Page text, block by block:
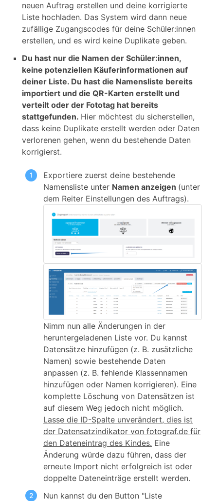
neuen Auftrag erstellen und deine korrigierte
Liste hochladen. Das System wird dann neue
zufällige Zugangscodes für deine Schüler:innen
erstellen, und es wird keine Duplikate geben.
Du hast nur die Namen der Schüler:innen,
keine potenziellen Käuferinformationen auf
deiner Liste. Du hast die Namensliste bereits
importiert und die QR-Karten erstellt und
verteilt oder der Fototag hat bereits
stattgefunden. Hier möchtest du sicherstellen,
dass keine Duplikate erstellt werden oder Daten
verlorenen gehen, wenn du bestehende Daten
korrigierst.
Exportiere zuerst deine bestehende
Namensliste unter Namen anzeigen (unter
dem Reiter Einstellungen des Auftrags).
Nimm nun alle Änderungen in der
heruntergeladenen Liste vor. Du kannst
Datensätze hinzufügen (z. B. zusätzliche
Namen) sowie bestehende Daten
anpassen (z. B. fehlende Klassennamen
hinzufügen oder Namen korrigieren). Eine
komplette Löschung von Datensätzen ist
auf diesem Weg jedoch nicht möglich.
Lasse die ID-Spalte unverändert, dies ist
der Datensatzindikator von fotograf.de für
den Dateneintrag des Kindes. Eine
Änderung würde dazu führen, dass der
erneute Import nicht erfolgreich ist oder
doppelte Dateneinträge erstellt werden.
Nun kannst du den Button "Liste